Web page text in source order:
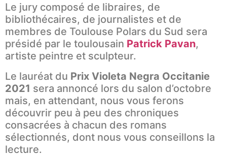
Le jury composé de libraires, de
bibliothécaires, de journalistes et de
membres de Toulouse Polars du Sud sera
présidé par le toulousain Patrick Pavan,
artiste peintre et sculpteur.
Le lauréat du Prix Violeta Negra Occitanie
2021 sera annoncé lors du salon d’octobre
mais, en attendant, nous vous ferons
découvrir peu à peu des chroniques
consacrées à chacun des romans
sélectionnés, dont nous vous conseillons la
lecture.